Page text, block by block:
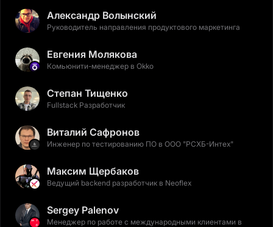
Александр Волынский
Руководитель направления продуктового маркетинга
Евгения Молякова
Комьюнити-менеджер в Okko
Степан Тищенко
Fullstack Разработчик
Виталий Сафронов
Инженер по тестированию ПО в ООО "РСХБ-Интех"
Максим Щербаков
Ведущий backend разработчик в Neoflex
Sergey Palenov
Менеджер по работе с международными клиентами в